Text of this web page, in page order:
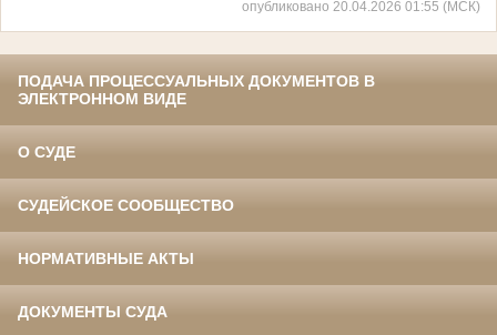
опубликовано 20.04.2026 01:55 (МСК)
ПОДАЧА ПРОЦЕССУАЛЬНЫХ ДОКУМЕНТОВ В
ЭЛЕКТРОННОМ ВИДЕ
О СУДЕ
СУДЕЙСКОЕ СООБЩЕСТВО
НОРМАТИВНЫЕ АКТЫ
ДОКУМЕНТЫ СУДА